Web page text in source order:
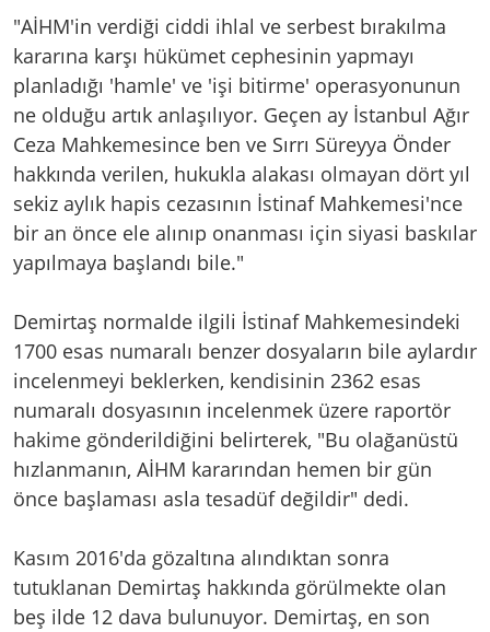
"AİHM'in verdiği ciddi ihlal ve serbest bırakılma
kararına karşı hükümet cephesinin yapmayı
planladığı 'hamle' ve 'işi bitirme' operasyonunun
ne olduğu artık anlaşılıyor. Geçen ay İstanbul Ağır
Ceza Mahkemesince ben ve Sırrı Süreyya Önder
hakkında verilen, hukukla alakası olmayan dört yıl
sekiz aylık hapis cezasının İstinaf Mahkemesi'nce
bir an önce ele alınıp onanması için siyasi baskılar
yapılmaya başlandı bile."
Demirtaş normalde ilgili İstinaf Mahkemesindeki
1700 esas numaralı benzer dosyaların bile aylardır
incelenmeyi beklerken, kendisinin 2362 esas
numaralı dosyasının incelenmek üzere raportör
hakime gönderildiğini belirterek, "Bu olağanüstü
hızlanmanın, AİHM kararından hemen bir gün
önce başlaması asla tesadüf değildir" dedi.
Kasım 2016'da gözaltına alındıktan sonra
tutuklanan Demirtaş hakkında görülmekte olan
beş ilde 12 dava bulunuyor. Demirtaş, en son